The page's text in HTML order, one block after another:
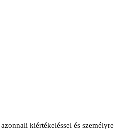
kiértékeléssel és személyre